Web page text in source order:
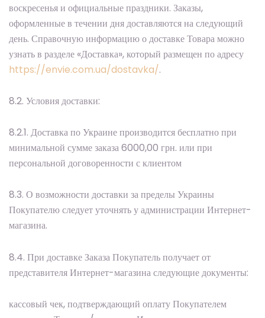
воскресенья и официальные праздники. Заказы,
оформленные в течении дня доставляются на следующий
день. Справочную информацию о доставке Товара можно
узнать в разделе «Доставка», который размещен по адресу
https://envie.com.ua/dostavka/.
8.2. Условия доставки:
8.2.1. Доставка по Украине производится бесплатно при
минимальной сумме заказа 6000,00 грн. или при
персональной договоренности с клиентом
8.3. О возможности доставки за пределы Украины
Покупателю следует уточнять у администрации Интернет-
магазина.
8.4. При доставке Заказа Покупатель получает от
представителя Интернет-магазина следующие документы:
кассовый чек, подтверждающий оплату Покупателем